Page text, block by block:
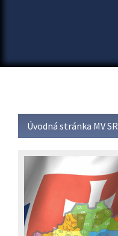
Úvodná stránka MV SR